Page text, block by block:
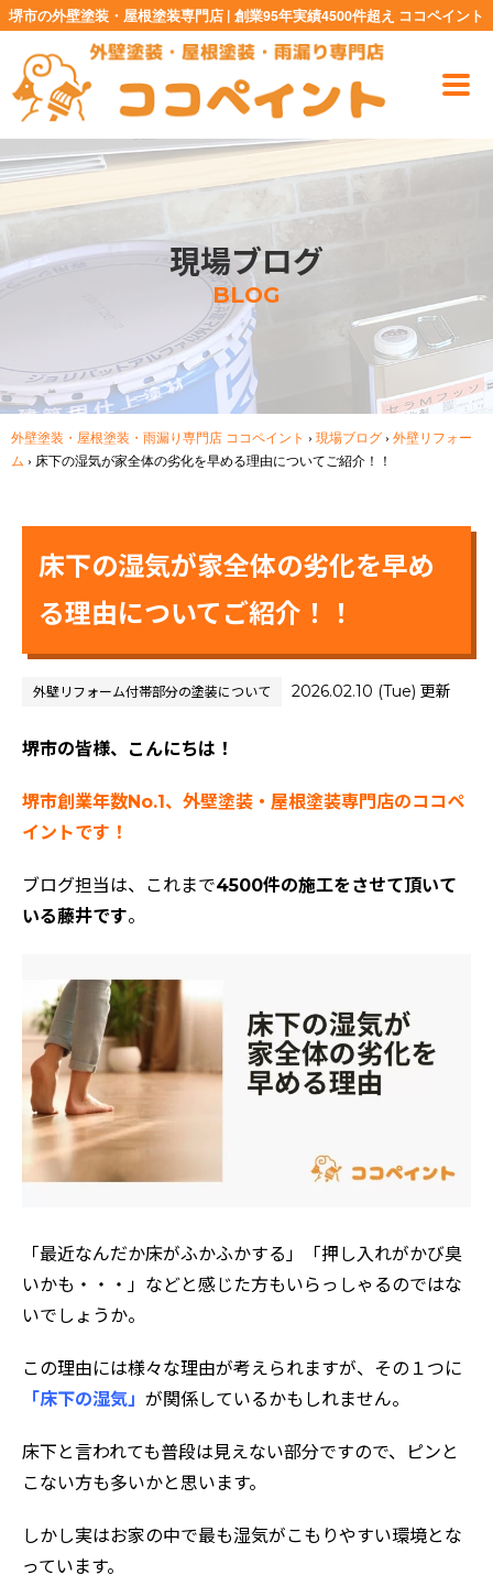
堺市の外壁塗装・屋根塗装専門店 | 創業95年実績4500件超え ココペイント
現場ブログ
BLOG
外壁塗装・屋根塗装・雨漏り専門店 ココペイント › 現場ブログ › 外壁リフォー
ム › 床下の湿気が家全体の劣化を早める理由についてご紹介！！
床下の湿気が家全体の劣化を早め
る理由についてご紹介！！
外壁リフォーム付帯部分の塗装について 2026.02.10 (Tue) 更新
堺市の皆様、こんにちは！
堺市創業年数No.1、外壁塗装・屋根塗装専門店のココペ
イントです！
ブログ担当は、これまで4500件の施工をさせて頂いて
いる藤井です。
「最近なんだか床がふかふかする」「押し入れがかび臭
いかも・・・」などと感じた方もいらっしゃるのではな
いでしょうか。
この理由には様々な理由が考えられますが、その１つに
「床下の湿気」 が関係しているかもしれません。
床下と言われても普段は見えない部分ですので、ピンと
こない方も多いかと思います。
しかし実はお家の中で最も湿気がこもりやすい環境とな
っています。